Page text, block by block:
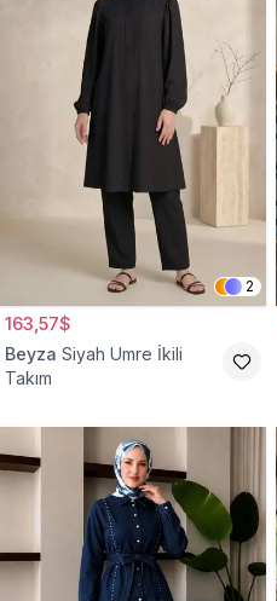
2
163,57$
Beyza Siyah Umre İkili
Takım